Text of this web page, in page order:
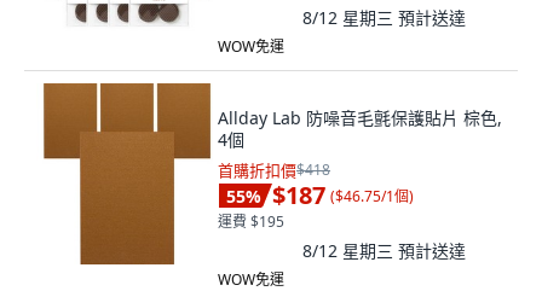
8/12 星期三 預計送達
WOW免運
Allday Lab 防噪音毛氈保護貼片 棕色,
4個
首購折扣價$418
55% $187 ($46.75/1個)
運費 $195
8/12 星期三 預計送達
WOW免運